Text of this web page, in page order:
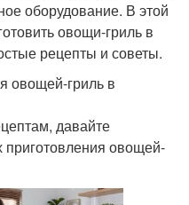
оборудование. В этой
овощи-гриль в
рецепты и советы.
овощей-гриль в
давайте
овощей-